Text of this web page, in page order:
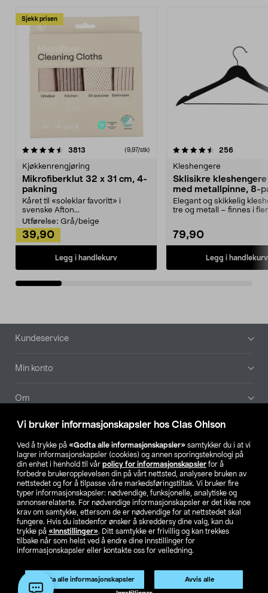
Vi bruker informasjonskapsler hos Clas Ohlson
Ved å trykke på «Godta alle informasjonskapsler» samtykker du i at vi
lagrer informasjonskapsler (cookies) og annen sporingsteknologi på
din enhet i henhold til vår policy for informasjonskapsler for å
forbedre brukeropplevelsen din på vårt nettsted, analysere bruken av
nettstedet og for å tilpasse våre markedsføringstiltak. Vi bruker fire
typer informasjonskapsler: nødvendige, funksjonelle, analytiske og
annonserelaterte. For nødvendige informasjonskapsler er det ikke noe
krav om samtykke, ettersom de er nødvendige for at nettstedet skal
fungere. Hvis du istedenfor ønsker å skreddersy dine valg, kan du
trykke på «Innstillinger». Ditt samtykke er frivillig og kan trekkes
tilbake når som helst ved å endre dine innstillinger for
informasjonskapsler eller kontakte oss for veiledning.
Godta alle informasjonskapsler Avvis alle
Sjekk prisen
3813 anmeldelser(9,97/stk)
Kjøkkenrengjøring
Mikrofiberklut 32 x 31 cm, 4-
pakning
Kåret til «soleklar favoritt» i
svenske Afton...
Utførelse: Grå/beige
39,90
Legg i handlekurv
4.5av 5 stjerner 256
Kleshengere
Sklisikre
med metallpinne, 8-
Elegant og skikkelig
tre og metall – finnes i
79,90
Legg i handlekurv
4.5av 5 stjerner
Bunntekst
Kundeservice
Min konto
Om
Aktuelt
Våre selskaper
Finn din butikk
SE NO FI